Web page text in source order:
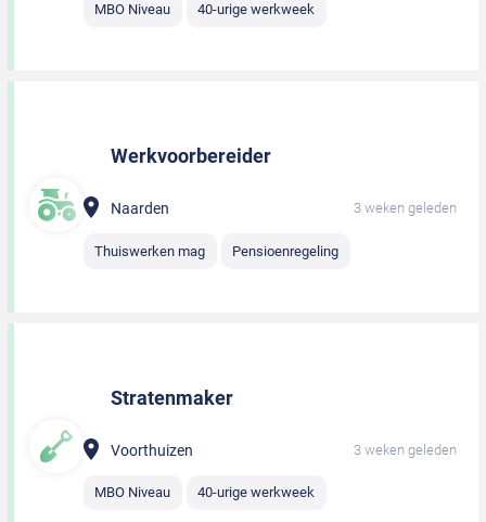
MBO Niveau 40-urige werkweek
Werkvoorbereider
Naarden 3 weken geleden
Thuiswerken mag Pensioenregeling
Stratenmaker
Voorthuizen 3 weken geleden
MBO Niveau 40-urige werkweek